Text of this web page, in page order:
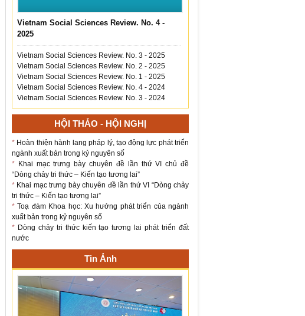
Vietnam Social Sciences Review. No. 4 -
2025
Vietnam Social Sciences Review. No. 3 - 2025
Vietnam Social Sciences Review. No. 2 - 2025
Vietnam Social Sciences Review. No. 1 - 2025
Vietnam Social Sciences Review. No. 4 - 2024
Vietnam Social Sciences Review. No. 3 - 2024
HỘI THẢO - HỘI NGHỊ
* Hoàn thiện hành lang pháp lý, tạo động lực phát triển
ngành xuất bản trong kỷ nguyên số
* Khai mạc trưng bày chuyên đề lần thứ VI chủ đề
“Dòng chảy tri thức – Kiến tạo tương lai”
* Khai mạc trưng bày chuyên đề lần thứ VI “Dòng chảy
tri thức – Kiến tạo tương lai”
*Toạ đàm Khoa học: Xu hướng phát triển của ngành
xuất bản trong kỷ nguyên số
* Dòng chảy tri thức kiến tạo tương lai phát triển đất
nước
Tin Ảnh